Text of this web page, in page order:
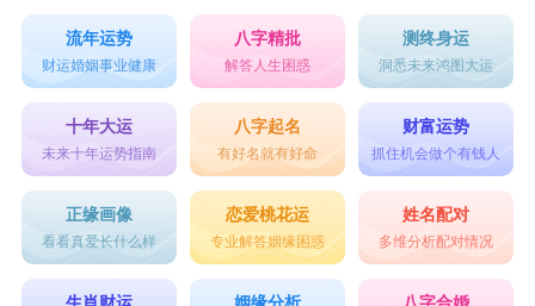
流年运势
财运婚姻事业健康
八字精批
解答人生困惑
测终身运
洞悉未来鸿图大运
十年大运
未来十年运势指南
八字起名
有好名就有好命
财富运势
抓住机会做个有钱人
正缘画像
看看真爱长什么样
恋爱桃花运
专业解答姻缘困惑
姓名配对
多维分析配对情况
生肖财运 姻缘分析 八字合婚